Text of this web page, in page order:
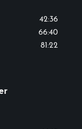
42:36
66:40
81:22